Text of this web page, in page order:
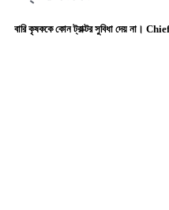
বারি কৃষককে কোন ট্রাক্টর সুবিধা দেয়